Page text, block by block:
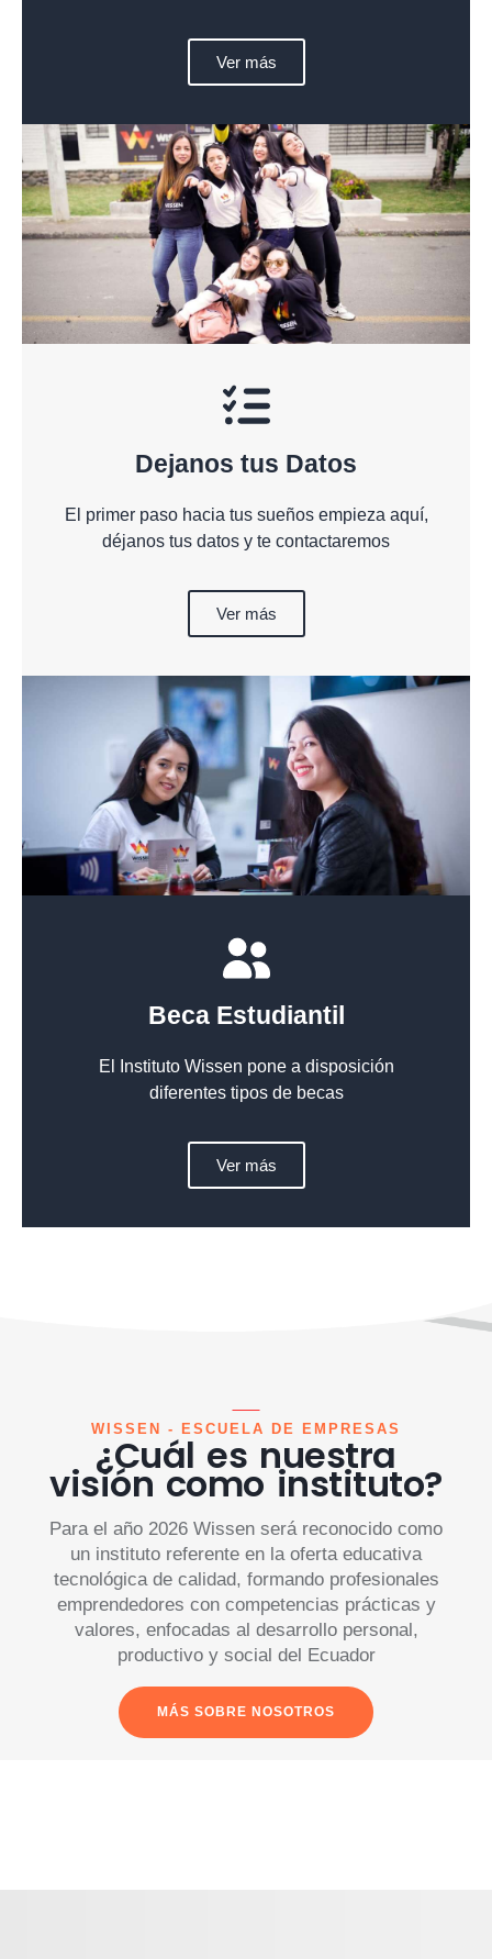
Ver más
Dejanos tus Datos
El primer paso hacia tus sueños empieza aquí,
déjanos tus datos y te contactaremos
Ver más
Beca Estudiantil
El Instituto Wissen pone a disposición
diferentes tipos de becas
Ver más
WISSEN - ESCUELA DE EMPRESAS
¿Cuál es nuestra
visión como instituto?
Para el año 2026 Wissen será reconocido como
un instituto referente en la oferta educativa
tecnológica de calidad, formando profesionales
emprendedores con competencias prácticas y
valores, enfocadas al desarrollo personal,
productivo y social del Ecuador
MÁS SOBRE NOSOTROS